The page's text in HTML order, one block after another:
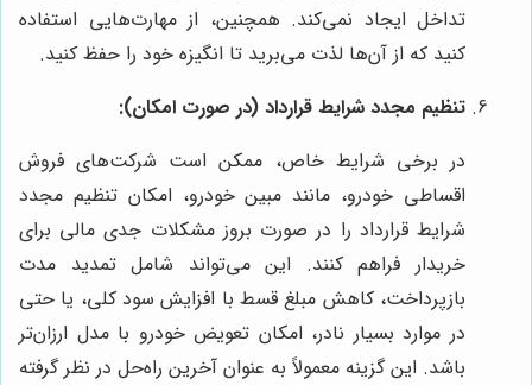
تداخل ایجاد نمی‌کند. همچنین، از مهارت‌هایی استفاده
کنید که از آن‌ها لذت می‌برید تا انگیزه خود را حفظ کنید.
تنظیم مجدد شرایط قرارداد (در صورت امکان):
در برخی شرایط خاص، ممکن است شرکت‌های فروش
اقساطی خودرو، مانند مبین خودرو، امکان تنظیم مجدد
شرایط قرارداد را در صورت بروز مشکلات جدی مالی برای
خریدار فراهم کنند. این می‌تواند شامل تمدید مدت
بازپرداخت، کاهش مبلغ قسط با افزایش سود کلی، یا حتی
در موارد بسیار نادر، امکان تعویض خودرو با مدل ارزان‌تر
باشد. این گزینه معمولاً به عنوان آخرین راه‌حل در نظر گرفته